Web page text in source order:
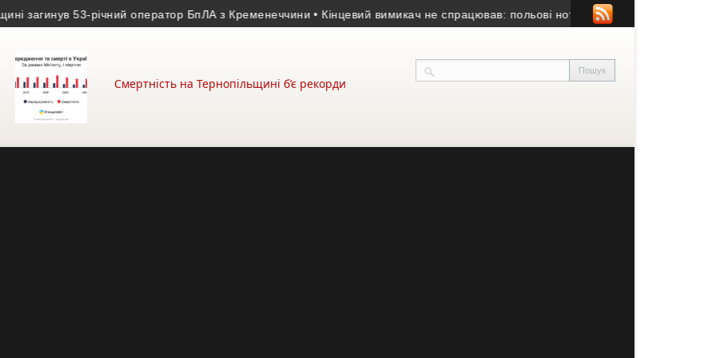
53-річний оператор БпЛА з Кременеччини • Кінцевий вимикач не спрацював: польові нотатки з діагностики
Смертність на Тернопільщині б’є рекорди